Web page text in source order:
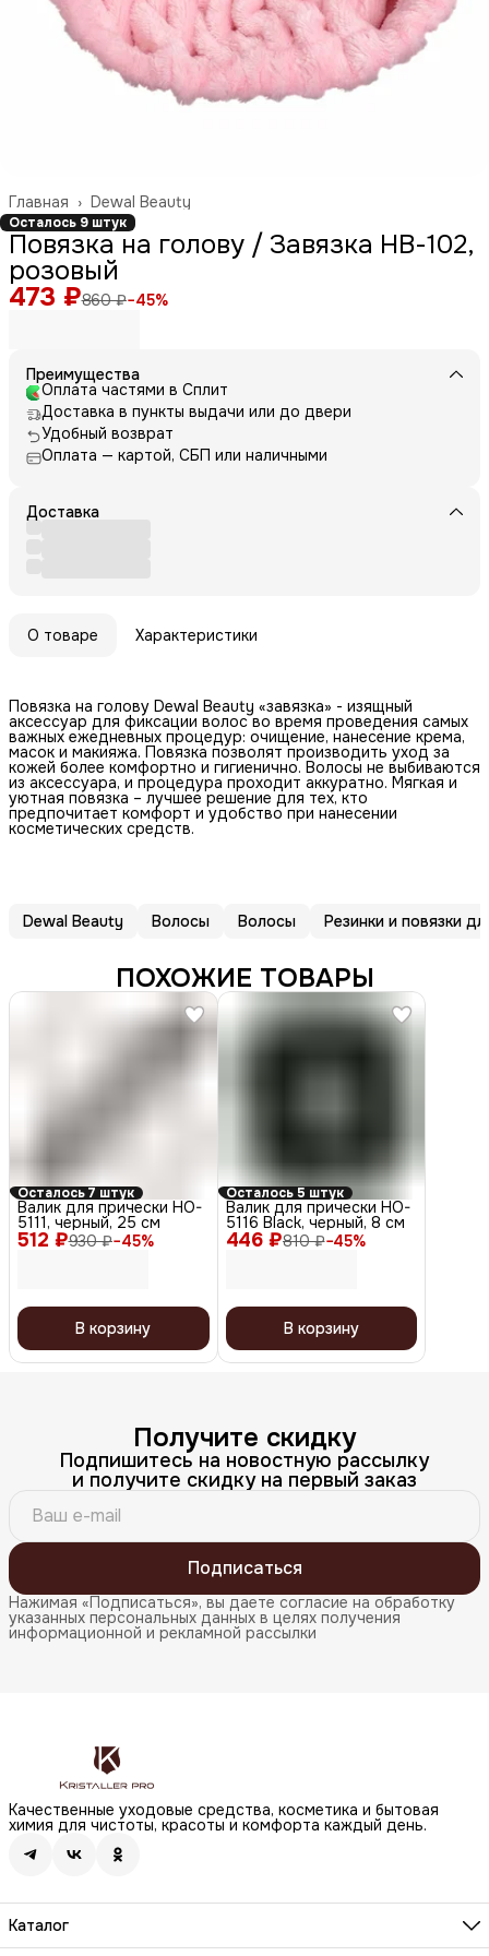
Dewal Beauty
Главная ›
Осталось 9 штук
Повязка на голову / Завязка НВ-102,
розовый
473 ₽860 ₽−45%
Преимущества
Оплата частями в Сплит
Доставка в пункты выдачи или до двери
Удобный возврат
Оплата — картой, СБП или наличными
Доставка
О товаре Характеристики
Повязка на голову Dewal Beauty «завязка» - изящный
аксессуар для фиксации волос во время проведения самых
важных ежедневных процедур: очищение, нанесение крема,
масок и макияжа. Повязка позволят производить уход за
кожей более комфортно и гигиенично. Волосы не выбиваются
из аксессуара, и процедура проходит аккуратно. Мягкая и
уютная повязка – лучшее решение для тех, кто
предпочитает комфорт и удобство при нанесении
косметических средств.
Dewal Beauty Волосы Волосы Резинки и повязки
ПОХОЖИЕ ТОВАРЫ
Осталось 7 штук
512 ₽930 ₽−45%
Валик для прически HO-
5111, черный, 25 см
В корзину
Осталось 5 штук
446 ₽810 ₽−45%
Валик для прически HO-
5116 Black, черный, 8 см
В корзину
Получите скидку
Подпишитесь на новостную рассылку
и получите скидку на первый заказ
Подписаться
Нажимая «Подписаться», вы даете согласие на обработку
указанных персональных данных в целях получения
информационной и рекламной рассылки
Качественные уходовые средства, косметика и бытовая
химия для чистоты, красоты и комфорта каждый день.
Каталог